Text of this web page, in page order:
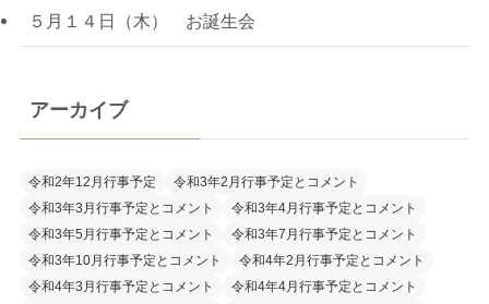
５月１４日（木） お誕生会
アーカイブ
令和2年12月行事予定
令和3年2月行事予定とコメント
令和3年3月行事予定とコメント
令和3年4月行事予定とコメント
令和3年5月行事予定とコメント
令和3年7月行事予定とコメント
令和3年10月行事予定とコメント
令和4年2月行事予定とコメント
令和4年3月行事予定とコメント
令和4年4月行事予定とコメント